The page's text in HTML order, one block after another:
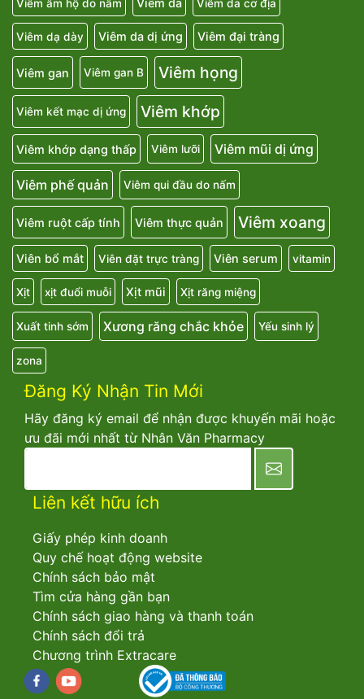
Viêm âm hộ do nấm Viêm da Viêm da cơ địa
Viêm dạ dày Viêm da dị ứng Viêm đại tràng
Viêm gan Viêm gan B Viêm họng
Viêm kết mạc dị ứng Viêm khớp
Viêm khớp dạng thấp Viêm lưỡi Viêm mũi dị ứng
Viêm phế quản Viêm qui đầu do nấm
Viêm ruột cấp tính Viêm thực quản Viêm xoang
Viên bổ mắt Viên đặt trực tràng Viên serum vitamin
Xịt xịt đuổi muỗi Xịt mũi Xịt răng miệng
Xuất tinh sớm Xương răng chắc khỏe Yếu sinh lý
zona
Đăng Ký Nhận Tin Mới
Hãy đăng ký email để nhận được khuyến mãi hoặc
ưu đãi mới nhất từ Nhân Văn Pharmacy
Liên kết hữu ích
Giấy phép kinh doanh
Quy chế hoạt động website
Chính sách bảo mật
Tìm cửa hàng gần bạn
Chính sách giao hàng và thanh toán
Chính sách đổi trả
Chương trình Extracare
Facebookyoutube